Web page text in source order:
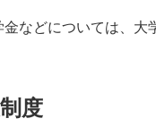
などについては、大
度